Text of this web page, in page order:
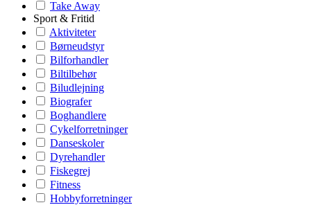
Take Away
Sport & Fritid
Aktiviteter
Børneudstyr
Bilforhandler
Biltilbehør
Biludlejning
Biografer
Boghandlere
Cykelforretninger
Danseskoler
Dyrehandler
Fiskegrej
Fitness
Hobbyforretninger